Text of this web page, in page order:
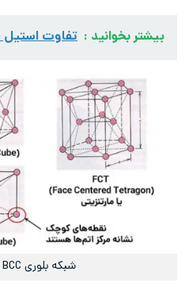
بیشتر بخوانید : تفاوت استیل 304 و 201
شبکه بلوری FCC، BCC و BCT